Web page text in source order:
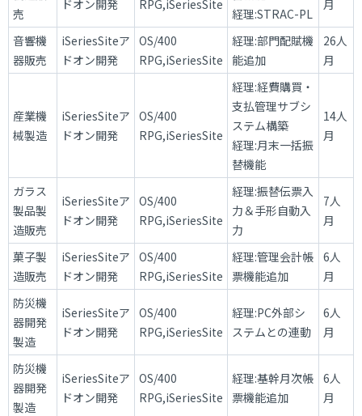
売
ドオン開発
RPG,iSeriesSite
経理:STRAC-PL
月
音響機
器販売
iSeriesSiteア
ドオン開発
OS/400
RPG,iSeriesSite
経理:部門配賦機
能追加
26人
月
産業機
械製造
iSeriesSiteア
ドオン開発
OS/400
RPG,iSeriesSite
経理:経費購買・
支払管理サブシ
ステム構築
経理:月末一括振
替機能
14人
月
ガラス
製品製
造販売
iSeriesSiteア
ドオン開発
OS/400
RPG,iSeriesSite
経理:振替伝票入
力＆手形自動入
力
7人
月
菓子製
造販売
iSeriesSiteア
ドオン開発
OS/400
RPG,iSeriesSite
経理:管理会計帳
票機能追加
6人
月
防災機
器開発
製造
iSeriesSiteア
ドオン開発
OS/400
RPG,iSeriesSite
経理:PC外部シ
ステムとの連動
6人
月
防災機
器開発
製造
iSeriesSiteア
ドオン開発
OS/400
RPG,iSeriesSite
経理:基幹月次帳
票機能追加
6人
月